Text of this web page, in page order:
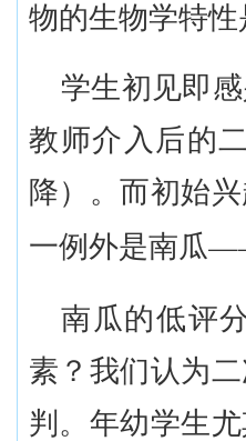
物的生物学特
学生初见即
教师介入后的
降）。而初始
一例外是南瓜
南瓜的低评
素？我们认为
判。年幼学生